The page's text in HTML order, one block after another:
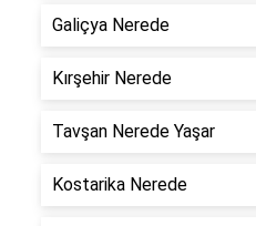
Galiçya Nerede
Kırşehir Nerede
Tavşan Nerede Yaşar
Kostarika Nerede